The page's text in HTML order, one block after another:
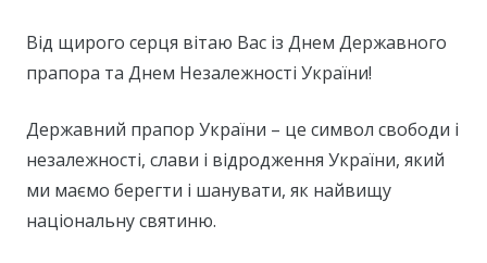
Від щирого серця вітаю Вас із Днем Державного
прапора та Днем Незалежності України!
Державний прапор України – це символ свободи і
незалежності, слави і відродження України, який
ми маємо берегти і шанувати, як найвищу
національну святиню.